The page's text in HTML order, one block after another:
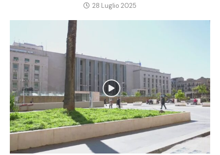
28 Luglio 2025